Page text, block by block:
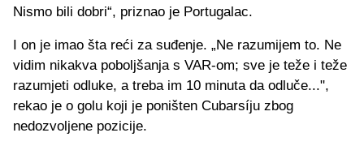
Nismo bili dobri“, priznao je Portugalac.
I on je imao šta reći za suđenje. „Ne razumijem to. Ne
vidim nikakva poboljšanja s VAR-om; sve je teže i teže
razumjeti odluke, a treba im 10 minuta da odluče...",
rekao je o golu koji je poništen Cubarsíju zbog
nedozvoljene pozicije.